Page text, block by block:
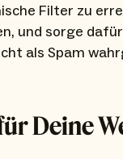
Filter zu
und sorge
als Spam
Deine